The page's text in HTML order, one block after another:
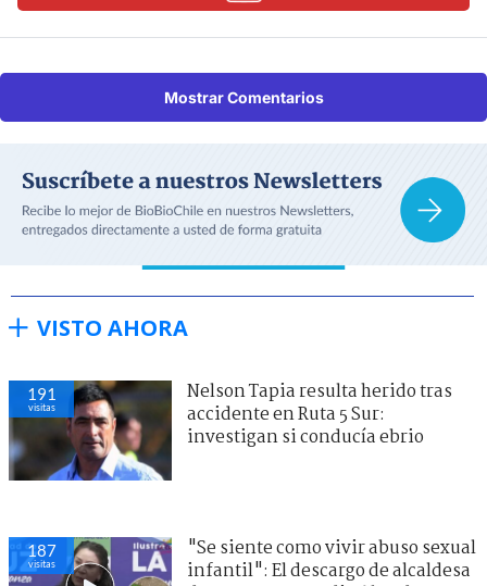
Mostrar Comentarios
VISTO AHORA
191
visitas
Nelson Tapia resulta herido tras
accidente en Ruta 5 Sur:
investigan si conducía ebrio
187
visitas
"Se siente como vivir abuso sexual
infantil": El descargo de alcaldesa